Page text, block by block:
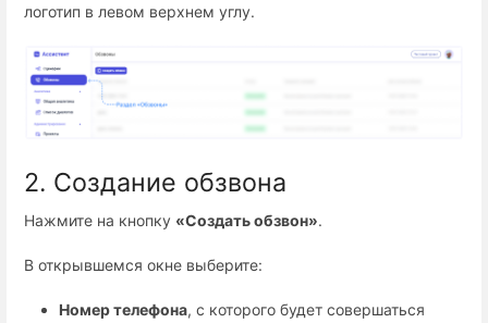
логотип в левом верхнем углу.
2. Создание обзвона
Нажмите на кнопку «Создать обзвон».
В открывшемся окне выберите:
Номер телефона, с которого будет совершаться